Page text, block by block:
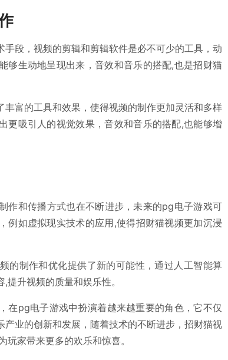
段，视频的剪辑和剪辑软件是必不可少的工具，动
够生动地呈现出来，音效和音乐的搭配,也是招财猫
富的工具和效果，使得视频的制作更加灵活和多样
更吸引人的视觉效果，音效和音乐的搭配,也能够增
作和传播方式也在不断进步，未来的pg电子游戏可
例如虚拟现实技术的应用,使得招财猫视频更加沉浸
的制作和优化提供了新的可能性，通过人工智能算
升视频的质量和娱乐性。
在pg电子游戏中扮演着越来越重要的角色，它不仅
业的创新和发展，随着技术的不断进步，招财猫视
家带来更多的欢乐和惊喜。